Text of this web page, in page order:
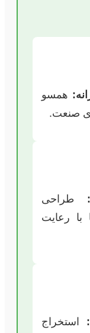
همسو
صنعت.
طراحی
با رعایت
استخراج